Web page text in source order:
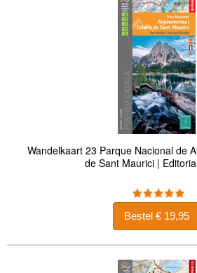
Wandelkaart 23 Parque Nacional de
de Sant Maurici |
Bestel € 19,95